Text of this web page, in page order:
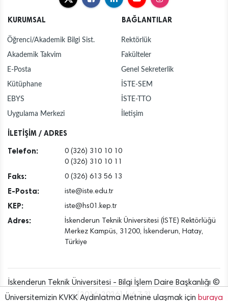
KURUMSAL
Öğrenci/Akademik Bilgi Sist.
Akademik Takvim
E-Posta
Kütüphane
EBYS
Uygulama Merkezi
BAĞLANTILAR
Rektörlük
Fakülteler
Genel Sekreterlik
İSTE-SEM
İSTE-TTO
İletişim
İLETİŞİM / ADRES
Telefon:
0 (326) 310 10 10
0 (326) 310 10 11
Faks: 0 (326) 613 56 13
E-Posta: iste@iste.edu.tr
KEP: iste@hs01.kep.tr
Adres:
İskenderun Teknik Üniversitesi (İSTE) Rektörlüğü
Merkez Kampüs, 31200, İskenderun, Hatay,
Türkiye
İskenderun Teknik Üniversitesi - Bilgi İşlem Daire Başkanlığı ©
[2016..2026] {v6.7.3}
Üniversitemizin KVKK Aydınlatma Metnine ulaşmak için buraya